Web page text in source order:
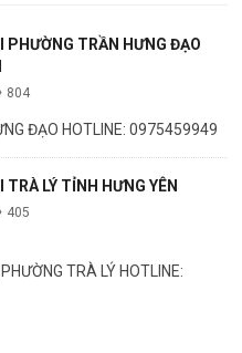
PHƯỜNG TRẦN HƯNG ĐẠO
804
ĐẠO HOTLINE: 0975459949
TRÀ LÝ TỈNH HƯNG YÊN
405
TRÀ LÝ HOTLINE: